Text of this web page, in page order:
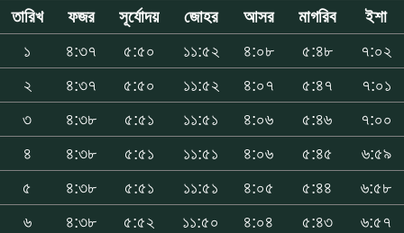
তারিখ ফজর সূর্যোদয় জোহর আসর মাগরিব
ইশা
১
৪:৩৭ ৫:৫০ ১১:৫২ ৪:০৮ ৫:৪৮
৭:০২
২
৪:৩৭ ৫:৫০ ১১:৫২ ৪:০৭ ৫:৪৭
৭:০১
৩
৪:৩৮ ৫:৫১ ১১:৫১ ৪:০৬ ৫:৪৬
৭:০০
৪
৪:৩৮ ৫:৫১ ১১:৫১ ৪:০৬ ৫:৪৫
৬:৫৯
৫
৪:৩৮ ৫:৫১ ১১:৫১ ৪:০৫ ৫:৪৪
৬:৫৮
৬
৪:৩৮ ৫:৫২ ১১:৫০ ৪:০৪ ৫:৪৩
৬:৫৭